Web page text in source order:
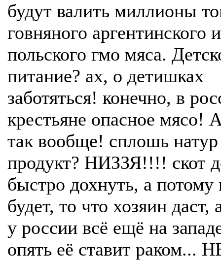
будут валить миллионы
говняного аргентинского
польского гмо мяса.
питание? ах, о детишках
заботяться! конечно, в
крестьяне опасное мясо!
так вообще! сплошь натур
продукт? НИЗЗЯ!!!! скот
быстро дохнуть, а потому
будет, то что хозяин даст,
у россии всё ещё на
опять её ставит раком...